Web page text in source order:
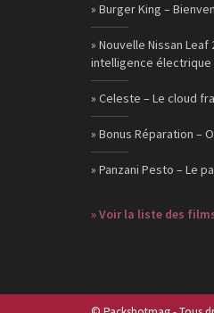
» Burger King –
» Nouvelle Nissan
intelligence électrique
» Celeste – Le cloud
» Bonus Réparation –
» Panzani Pesto – Le
» Voir la liste des